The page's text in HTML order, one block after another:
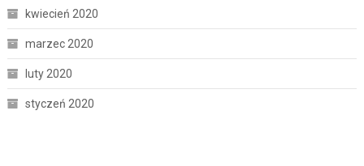
kwiecień 2020
marzec 2020
luty 2020
styczeń 2020